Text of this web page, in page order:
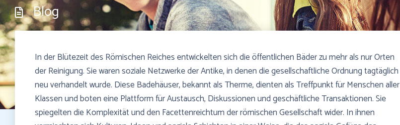
Blog
In der Blütezeit des Römischen Reiches entwickelten sich die öffentlichen Bäder zu mehr als nur Orten
der Reinigung. Sie waren soziale Netzwerke der Antike, in denen die gesellschaftliche Ordnung tagtäglich
neu verhandelt wurde. Diese Badehäuser, bekannt als Therme, dienten als Treffpunkt für Menschen aller
Klassen und boten eine Plattform für Austausch, Diskussionen und geschäftliche Transaktionen. Sie
spiegelten die Komplexität und den Facettenreichtum der römischen Gesellschaft wider. In ihnen